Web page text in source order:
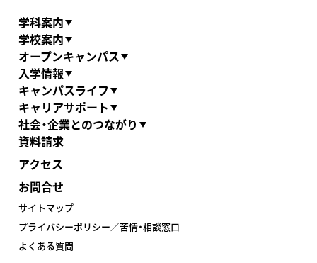
学科案内
学校案内
オープンキャンパス
入学情報
キャンパスライフ
キャリアサポート
社会・企業とのつながり
資料請求
アクセス
お問合せ
サイトマップ
プライバシーポリシー／苦情・相談窓口
よくある質問